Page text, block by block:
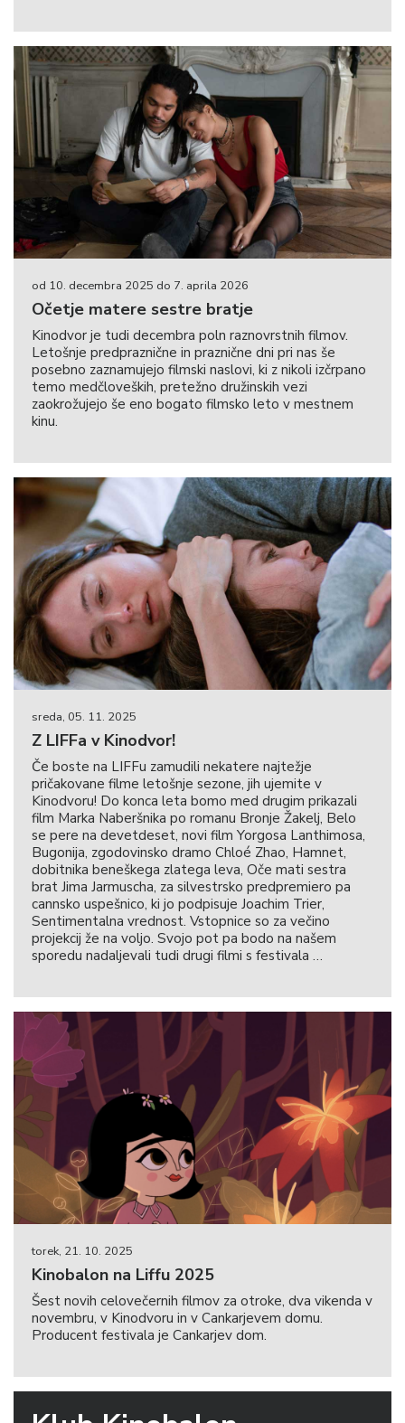
od 10. decembra 2025 do 7. aprila 2026
Očetje matere sestre bratje
Kinodvor je tudi decembra poln raznovrstnih filmov.
Letošnje predpraznične in praznične dni pri nas še
posebno zaznamujejo filmski naslovi, ki z nikoli izčrpano
temo medčloveških, pretežno družinskih vezi
zaokrožujejo še eno bogato filmsko leto v mestnem
kinu.
sreda, 05. 11. 2025
Z LIFFa v Kinodvor!
Če boste na LIFFu zamudili nekatere najtežje
pričakovane filme letošnje sezone, jih ujemite v
Kinodvoru! Do konca leta bomo med drugim prikazali
film Marka Naberšnika po romanu Bronje Žakelj, Belo
se pere na devetdeset, novi film Yorgosa Lanthimosa,
Bugonija, zgodovinsko dramo Chloé Zhao, Hamnet,
dobitnika beneškega zlatega leva, Oče mati sestra
brat Jima Jarmuscha, za silvestrsko predpremiero pa
cannsko uspešnico, ki jo podpisuje Joachim Trier,
Sentimentalna vrednost. Vstopnice so za večino
projekcij že na voljo. Svojo pot pa bodo na našem
sporedu nadaljevali tudi drugi filmi s festivala …
torek, 21. 10. 2025
Kinobalon na Liffu 2025
Šest novih celovečernih filmov za otroke, dva vikenda v
novembru, v Kinodvoru in v Cankarjevem domu.
Producent festivala je Cankarjev dom.